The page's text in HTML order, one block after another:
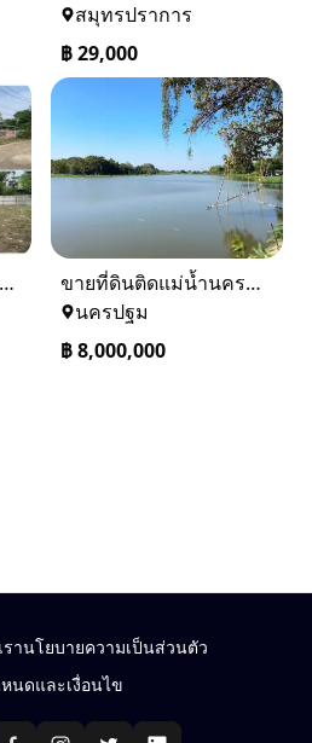
สมุทรปราการ
฿29,000
ขายที่ดินถนนพัฒนาการ 56 (ซอยเอื้อพัฒนา 15)
ขายที่ดินติดแม่น้ำนครชัยศรี จ.นครปฐม ทำเลดี ที่ดินถมแล้ว
นครปฐม
฿8,000,000
านโยบายความเป็นส่วนตัว
นดและเงื่อนไข